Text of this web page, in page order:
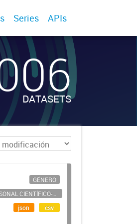
Series APIs
DATASETS
GÉNERO
PERSONAL CIENTÍFICO-TECNOLÓGICO
json
csv